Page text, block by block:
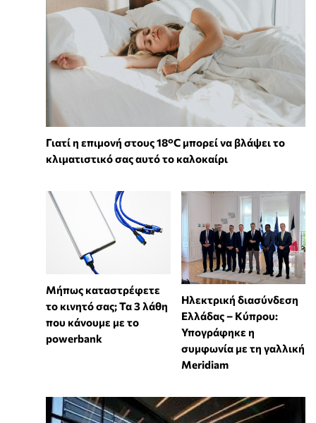
Γιατί η επιμονή στους 18°C μπορεί να βλάψει το
κλιματιστικό σας αυτό το καλοκαίρι
Μήπως καταστρέφετε
το κινητό σας; Τα 3 λάθη
που κάνουμε με το
powerbank
Ηλεκτρική διασύνδεση
Ελλάδας – Κύπρου:
Υπογράφηκε η
συμφωνία με τη γαλλική
Meridiam